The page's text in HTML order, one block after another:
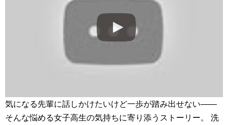
気になる先輩に話しかけたいけど一歩が踏み出せない――
そんな悩める女子高生の気持ちに寄り添うストーリー。 洗